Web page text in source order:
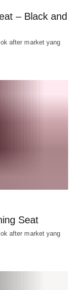
– Black and
after market yang
Seat
after market yang